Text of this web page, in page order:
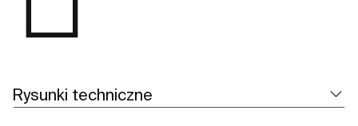
Rysunki techniczne